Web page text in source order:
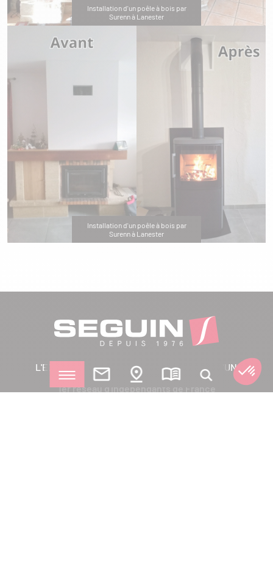
Installation d'un poêle à bois par
Surenn à Lanester
Installation d'un poêle à bois par
Surenn à Lanester
L'EXIGENCE D'UN ARTISAN, LA FORCE D'UN
INDUSTRIEL
1er réseau d'indépendants de France